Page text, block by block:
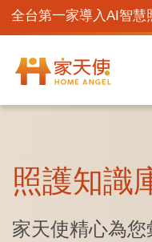
全台第一家導入AI智慧
照護知識
家天使精心為